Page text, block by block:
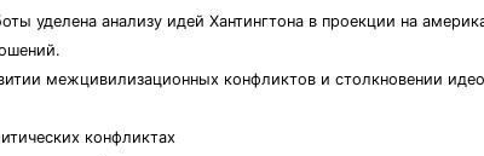
уделена анализу идей Хантингтона в проекции на
межцивилизационных конфликтов и столкновении
конфликтах